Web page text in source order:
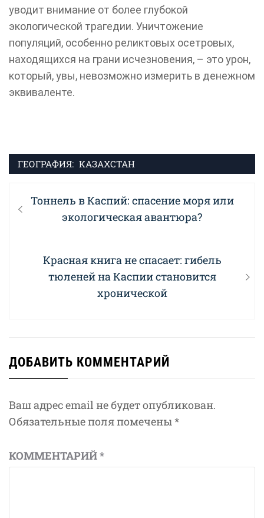
уводит внимание от более глубокой
экологической трагедии. Уничтожение
популяций, особенно реликтовых осетровых,
находящихся на грани исчезновения, – это урон,
который, увы, невозможно измерить в денежном
эквиваленте.
ГЕОГРАФИЯ: КАЗАХСТАН
Навигация
по
Previous
Тоннель в Каспий: спасение моря или
экологическая авантюра?
Next
post:
Красная книга не спасает: гибель
тюленей на Каспии становится
хронической
ДОБАВИТЬ КОММЕНТАРИЙ
Ваш адрес email не будет опубликован.
Обязательные поля помечены *
КОММЕНТАРИЙ*